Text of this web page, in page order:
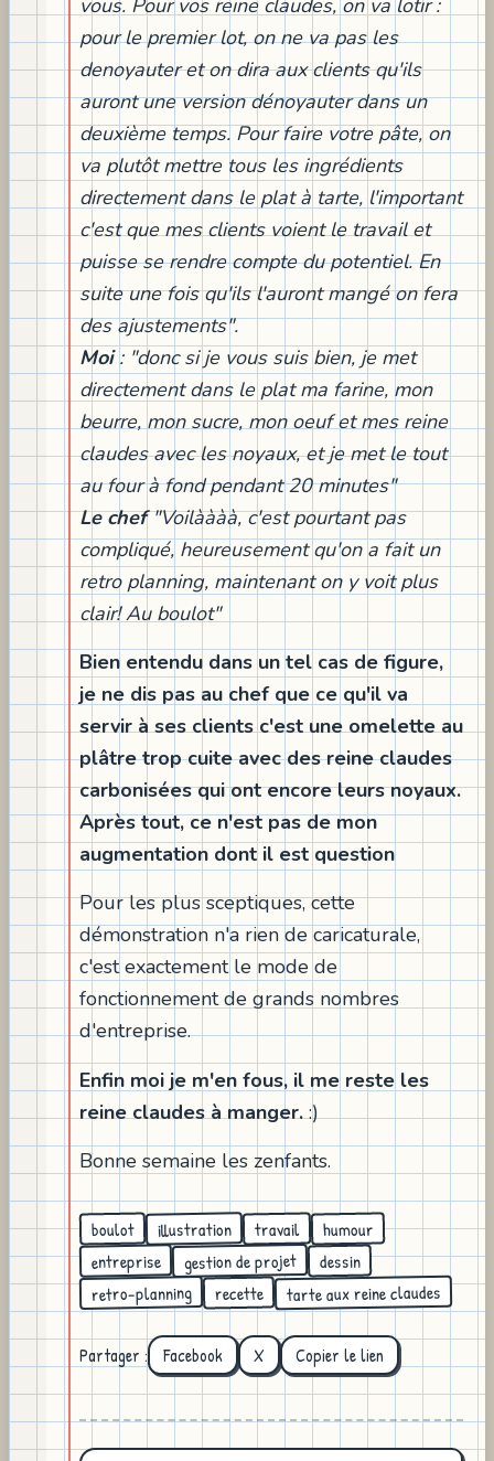
pour le premier lot, on ne va pas les
denoyauter et on dira aux clients qu'ils
auront une version dénoyauter dans un
deuxième temps. Pour faire votre pâte, on
va plutôt mettre tous les ingrédients
directement dans le plat à tarte, l'important
c'est que mes clients voient le travail et
puisse se rendre compte du potentiel. En
suite une fois qu'ils l'auront mangé on fera
des ajustements".
Moi: "donc si je vous suis bien, je met
directement dans le plat ma farine, mon
beurre, mon sucre, mon oeuf et mes reine
claudes avec les noyaux, et je met le tout
au four à fond pendant 20 minutes"
Le chef"Voilàààà, c'est pourtant pas
compliqué, heureusement qu'on a fait un
retro planning, maintenant on y voit plus
clair! Au boulot"
Bien entendu dans un tel cas de figure,
je ne dis pas au chef que ce qu'il va
servir à ses clients c'est une omelette au
plâtre trop cuite avec des reine claudes
carbonisées qui ont encore leurs noyaux.
Après tout, ce n'est pas de mon
augmentation dont il est question
Pour les plus sceptiques, cette
démonstration n'a rien de caricaturale,
c'est exactement le mode de
fonctionnement de grands nombres
d'entreprise.
Enfin moi je m'en fous, il me reste les
reine claudes à manger.:)
Bonne semaine les zenfants.
boulot illustration travail humour
entreprise gestion de projet dessin
retro-planning recette tarte aux reine claudes
Partager : Facebook X Copier le lien